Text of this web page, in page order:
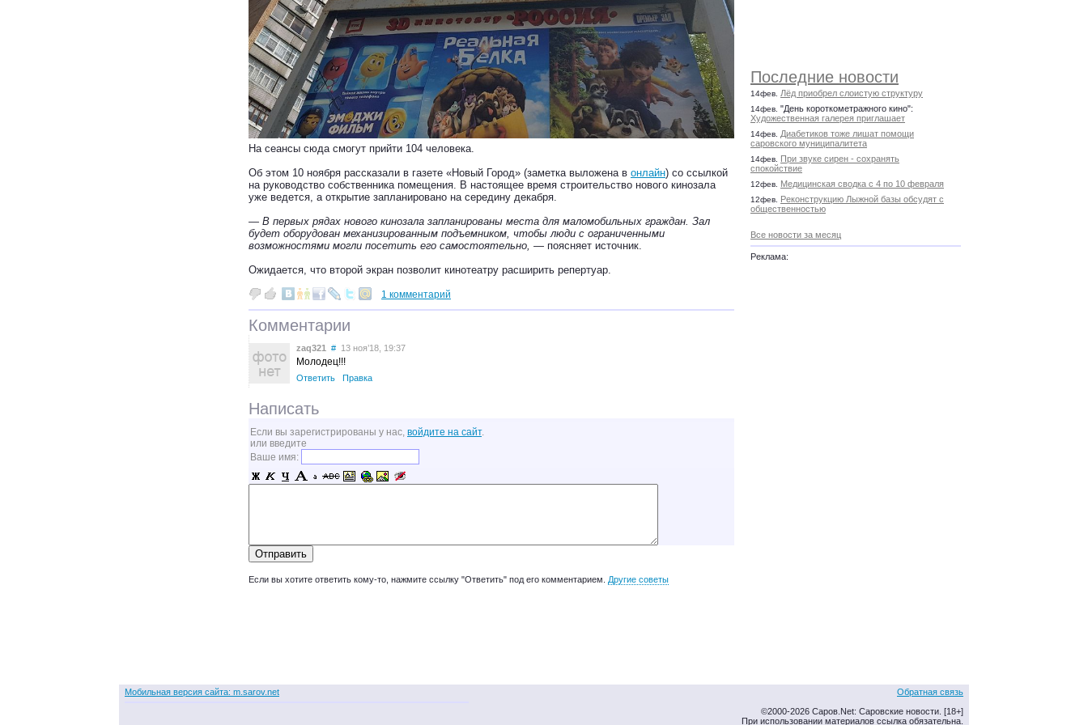
Последние новости
14фев. Лёд приобрел слоистую структуру
14фев. "День короткометражного кино":
Художественная галерея приглашает
14фев.
Диабетиков тоже лишат помощи
саровского муниципалитета
14фев.
При звуке сирен - сохранять
спокойствие
12фев. Медицинская сводка с 4 по 10 февраля
12фев.
Реконструкцию Лыжной базы обсудят с
общественностью
Все новости за месяц
Реклама:
На сеансы сюда смогут прийти 104 человека.
Об этом 10 ноября рассказали в газете «Новый Город» (заметка выложена в онлайн) со ссылкой
на руководство собственника помещения. В настоящее время строительство нового кинозала
уже ведется, а открытие запланировано на середину декабря.
— В первых рядах нового кинозала запланированы места для маломобильных граждан. Зал
будет оборудован механизированным подъемником, чтобы люди с ограниченными
возможностями могли посетить его самостоятельно, — поясняет источник.
Ожидается, что второй экран позволит кинотеатру расширить репертуар.
1 комментарий
Комментарии
zaq321 # 13 ноя’18, 19:37
Молодец!!!
Ответить Правка
Написать
Если вы зарегистрированы у нас, войдите на сайт.
или введите
Ваше имя:
Если вы хотите ответить кому-то, нажмите ссылку "Ответить" под его комментарием. Другие советы
Мобильная версия сайта: m.sarov.net
Обратная связь
©2000-2026 Саров.Net: Саровские новости. [18+]
При использовании материалов ссылка обязательна.